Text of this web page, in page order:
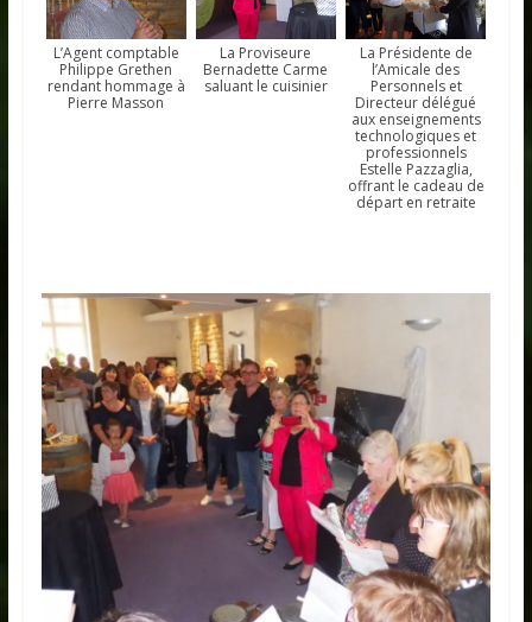
L’Agent comptable
Philippe Grethen
rendant hommage à
Pierre Masson
La Proviseure
Bernadette Carme
saluant le cuisinier
La Présidente de
l’Amicale des
Personnels et
Directeur délégué
aux enseignements
technologiques et
professionnels
Estelle Pazzaglia,
offrant le cadeau de
départ en retraite